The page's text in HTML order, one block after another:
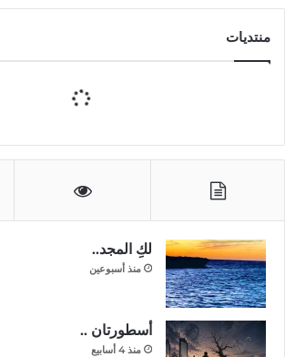
منتديات
لكِ المجد..
منذ أسبوعين
أسطورتان ..
منذ 4 أسابيع